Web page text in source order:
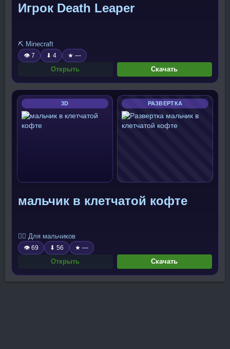
Игрок Death Leaper
⛏️ Minecraft
👁 7 ⬇ 4 ★ —
Открыть Скачать
3D РАЗВЕРТКА
мальчик в клетчатой кофте
🧍‍♂️ Для мальчиков
👁 69 ⬇ 56 ★ —
Открыть Скачать